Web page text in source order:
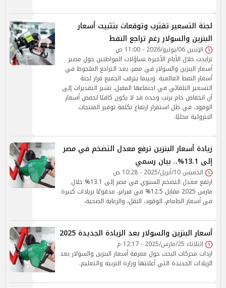
لجنة التسعير تقترب وتوقعات بتثبيت أسعار
البنزين والسولار رغم تراجع النفط
الإثنين 06/يوليو/2026 - 11:00 ص
تزايدت خلال الأيام الأخيرة تساؤلات المواطنين حول مصير
أسعار البنزين والسولار في مصر، بعد التراجع الملحوظ في
أسعار النفط العالمية. وبينما يترقب الجميع قرار لجنة
التسعير التلقائي في اجتماعها المقبل، تشير التقديرات إلى
أن انخفاض خام برنت وحده قد لا يكون كافيًا لخفض أسعار
الوقود، في ظل استمرار ارتفاع تكلفة توفير المنتجات
البترولية محليًا.
زيادة أسعار البنزين ترفع معدل التضخم في مصر
إلى 13.1%.. بيان رسمي
الخميس 10/أبريل/2025 - 10:28 ص
ارتفع معدل التضخم السنوي في مصر إلى 13.1% خلال
مارس 2025 مقابل 12.5% في فبراير، مدفوعًا بزيادات كبيرة
في أسعار الطعام، الوقود، النقل، والرعاية الصحية،
أسعار البنزين والسولار بعد الزيادة الجديدة 2025
الثلاثاء 25/مارس/2025 - 12:17 م
ازدات محركات البحث حول معرفة أسعار البنزين والسولار بعد
الزيادات الجديدة التي أعلنتها وزارة التربية والتعليم.